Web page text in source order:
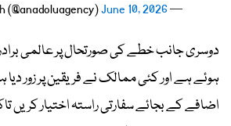
— Anadolu English (@anadoluagency)
June 10, 2026
دوسری جانب خطے کی صورتحال پر عالمی
ہوئے ہے اور کئی ممالک نے فریقین پر زور
اضافے کے بجائے سفارتی راستہ اختیار کریں